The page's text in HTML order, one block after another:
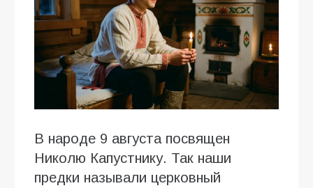
В народе 9 августа посвящен
Николю Капустнику. Так наши
предки называли церковный